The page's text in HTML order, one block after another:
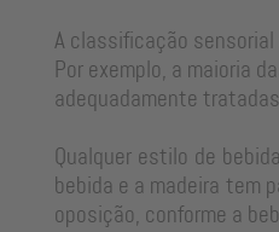
A classificação
Por exemplo, a maioria
adequadamente
Qualquer estilo de
bebida e a madeira tem
oposição, conforme a